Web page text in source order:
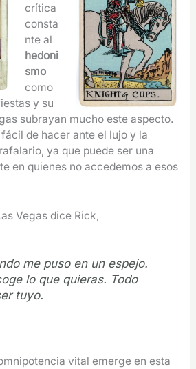
crítica
consta
nte al
hedoni
smo
como
y su
subrayan mucho este aspecto.
de hacer ante el lujo y la
ya que puede ser una
en quienes no accedemos a esos
Vegas dice Rick,
me puso en un espejo.
lo que quieras. Todo
tuyo.
vital emerge en esta